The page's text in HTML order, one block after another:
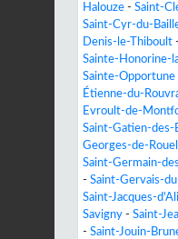
Halouze - Saint-
Saint-Cyr-du-
Denis-le-Thiboult -
Sainte-Honorine-
Sainte-Opportune
Étienne-du-
Evroult-de-
Saint-Gatien-des-
Georges-de-
Saint-Germain-
- Saint-Gervais-
Saint-Jacques-
Savigny - Saint-
- Saint-Jouin-